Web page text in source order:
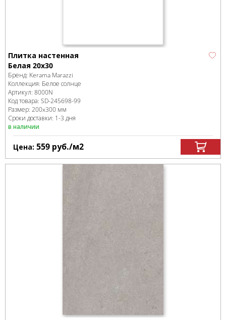
Плитка настенная
Белая 20x30
Бренд: Kerama Marazzi
Коллекция: Белое солнце
Артикул: 8000N
Код товара: SD-245698-99
Размер: 200x300 мм
Сроки доставки: 1-3 дня
в наличии
Цена: 559 руб./м2